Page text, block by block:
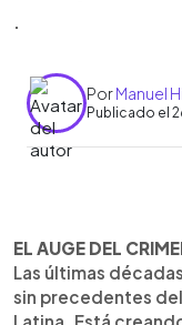
.
PorManuel
Publicado el
► Escuchar
EL AUGE DEL
Las últimas
sin precedentes
Latina. Está